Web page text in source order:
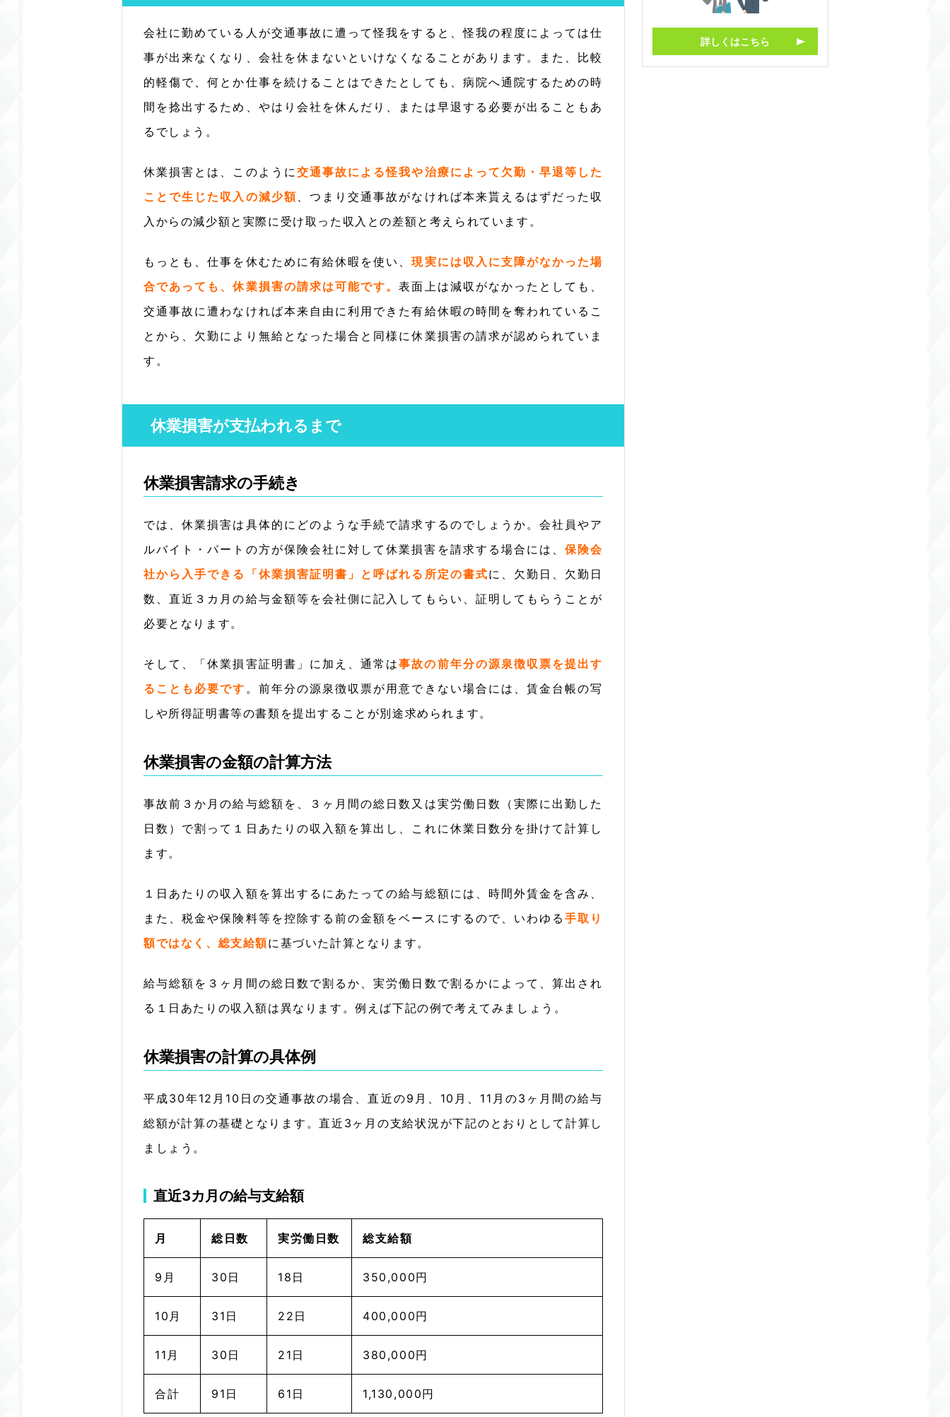
会社に勤めている人が交通事故に遭って怪我をすると、怪我の程度によっては仕
事が出来なくなり、会社を休まないといけなくなることがあります。また、比較
的軽傷で、何とか仕事を続けることはできたとしても、病院へ通院するための時
間を捻出するため、やはり会社を休んだり、または早退する必要が出ることもあ
るでしょう。
休業損害とは、このように交通事故による怪我や治療によって欠勤・早退等した
ことで生じた収入の減少額、つまり交通事故がなければ本来貰えるはずだった収
入からの減少額と実際に受け取った収入との差額と考えられています。
もっとも、仕事を休むために有給休暇を使い、現実には収入に支障がなかった場
合であっても、休業損害の請求は可能です。表面上は減収がなかったとしても、
交通事故に遭わなければ本来自由に利用できた有給休暇の時間を奪われているこ
とから、欠勤により無給となった場合と同様に休業損害の請求が認められていま
す。
休業損害が支払われるまで
休業損害請求の手続き
では、休業損害は具体的にどのような手続で請求するのでしょうか。会社員やア
ルバイト・パートの方が保険会社に対して休業損害を請求する場合には、保険会
社から入手できる「休業損害証明書」と呼ばれる所定の書式に、欠勤日、欠勤日
数、直近３カ月の給与金額等を会社側に記入してもらい、証明してもらうことが
必要となります。
そして、「休業損害証明書」に加え、通常は事故の前年分の源泉徴収票を提出す
ることも必要です 。前年分の源泉徴収票が用意できない場合には、賃金台帳の写
しや所得証明書等の書類を提出することが別途求められます。
休業損害の金額の計算方法
事故前３か月の給与総額を、３ヶ月間の総日数又は実労働日数（実際に出勤した
日数）で割って１日あたりの収入額を算出し、これに休業日数分を掛けて計算し
ます。
１日あたりの収入額を算出するにあたっての給与総額には、時間外賃金を含み、
また、税金や保険料等を控除する前の金額をベースにするので、いわゆる手取り
額ではなく、総支給額に基づいた計算となります。
給与総額を３ヶ月間の総日数で割るか、実労働日数で割るかによって、算出され
る１日あたりの収入額は異なります。例えば下記の例で考えてみましょう。
休業損害の計算の具体例
平成30年12月10日の交通事故の場合、直近の9月、10月、11月の3ヶ月間の給与
総額が計算の基礎となります。直近3ヶ月の支給状況が下記のとおりとして計算し
ましょう。
直近3カ月の給与支給額
月 総日数 実労働日数 総支給額
9月 30日 18日 350,000円
10月 31日 22日 400,000円
11月 30日 21日 380,000円
合計 91日 61日 1,130,000円
詳しくはこちら